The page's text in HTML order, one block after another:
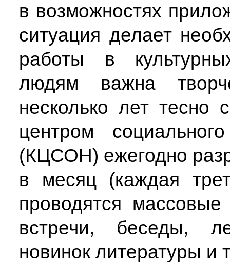
в возможностях
ситуация делает
работы в
людям важна
несколько лет тесно
центром
(КЦСОН) ежегодно
в месяц (каждая
проводятся
встречи, беседы,
новинок литературы и